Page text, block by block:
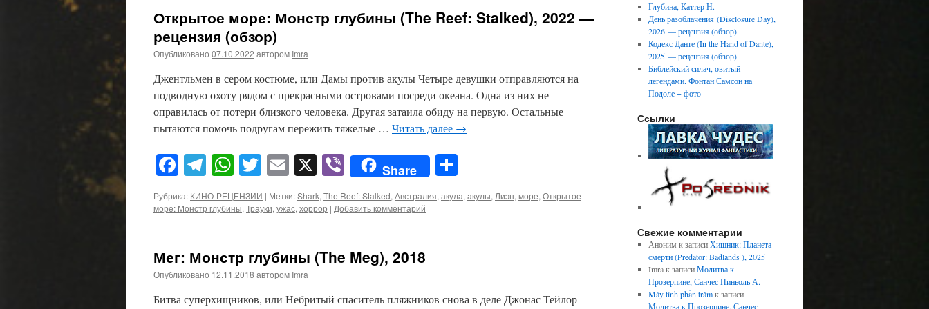
Открытое море: Монстр глубины (The Reef: Stalked), 2022 —
рецензия (обзор)
Опубликовано 07.10.2022 автором Imra
Джентльмен в сером костюме, или Дамы против акулы Четыре девушки отправляются на
подводную охоту рядом с прекрасными островами посреди океана. Одна из них не
оправилась от потери близкого человека. Другая затаила обиду на первую. Остальные
пытаются помочь подругам пережить тяжелые … Читать далее →
Facebook
Telegram
WhatsApp
Twitter
Email
X ViberShare
Рубрика: КИНО-РЕЦЕНЗИИ | Метки:Shark, The Reef: Stalked, Австралия, акула, акулы, Лиэн, море, Открытое
море: Монстр глубины, Трауки, ужас, хоррор | Добавить комментарий
Мег: Монстр глубины (The Meg), 2018
Опубликовано 12.11.2018 автором Imra
Битва суперхищников, или Небритый спаситель пляжников снова в деле Джонас Тейлор
Глубина, Каттер Н.
День разоблачения (Disclosure Day),
2026 — рецензия (обзор)
Кодекс Данте (In the Hand of Dante),
2025 — рецензия (обзор)
Библейский силач, овитый
легендами. Фонтан Самсон на
Подоле + фото
Ссылки
Свежие комментарии
Аноним к записиХищник: Планета
смерти (Predator: Badlands ), 2025
Imraк записиМолитва к
Прозерпине, Санчес Пиньоль А.
Máy tính phần trămк записи
Молитва к Прозерпине, Санчес